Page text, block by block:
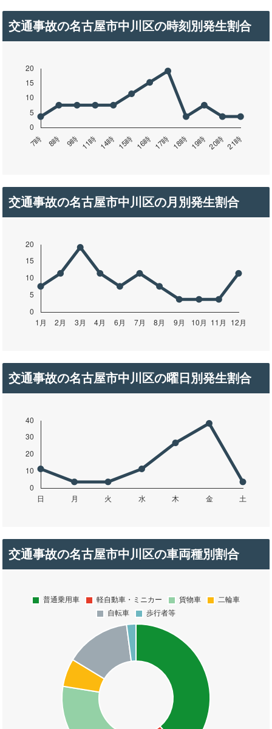
交通事故の名古屋市中川区の時刻別発生割合
交通事故の名古屋市中川区の月別発生割合
交通事故の名古屋市中川区の曜日別発生割合
交通事故の名古屋市中川区の車両種別割合